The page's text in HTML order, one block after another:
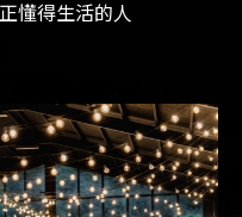
懂得生活的人